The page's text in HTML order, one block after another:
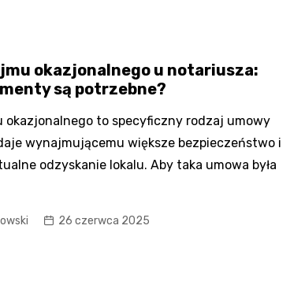
okazjonalnego u notariusza:
są potrzebne?
okazjonalnego to specyficzny rodzaj umowy
wynajmującemu większe bezpieczeństwo i
odzyskanie lokalu. Aby taka umowa była
26 czerwca 2025